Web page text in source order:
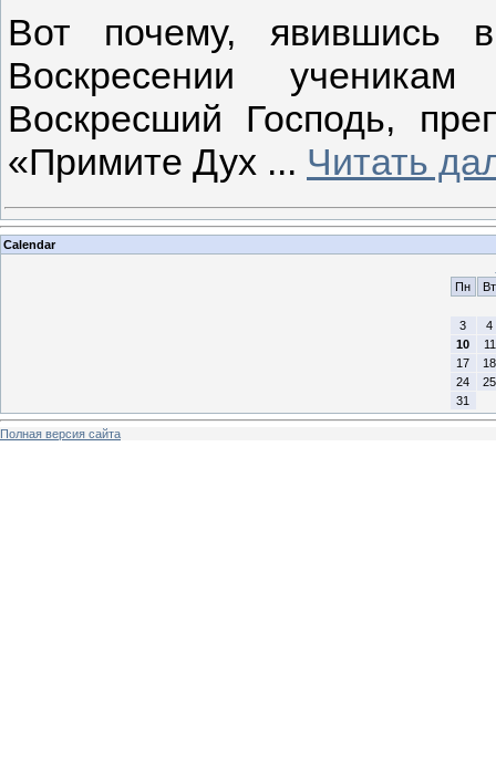
Вот почему,
Воскресении
Воскресший Господь,
«Примите Дух ... Читать
Calendar
Пн
Вт
3
4
10
11
17
18
24
25
31
Полная версия сайта